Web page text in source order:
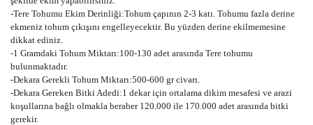
-Tere Tohumu Ekim Derinliği:Tohum çapının 2-3 katı. Tohumu fazla derine
ekmeniz tohum çıkışını engelleyecektir. Bu yüzden derine ekilmemesine
dikkat ediniz.
-1 Gramdaki Tohum Miktarı:100-130 adet arasında Tere tohumu
bulunmaktadır.
-Dekara Gerekli Tohum Miktarı:500-600 gr civarı.
-Dekara Gereken Bitki Adedi:1 dekar için ortalama dikim mesafesi ve arazi
koşullarına bağlı olmakla beraber 120.000 ile 170.000 adet arasında bitki
gerekir.